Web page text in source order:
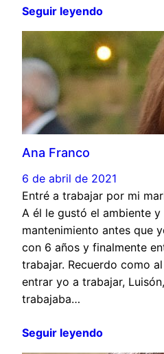
Seguir leyendo
Ana Franco
6 de abril de 2021
Entré a trabajar por mi
A él le gustó el ambiente
mantenimiento antes que
con 6 años y finalmente
trabajar. Recuerdo como
entrar yo a trabajar,
trabajaba…
Seguir leyendo